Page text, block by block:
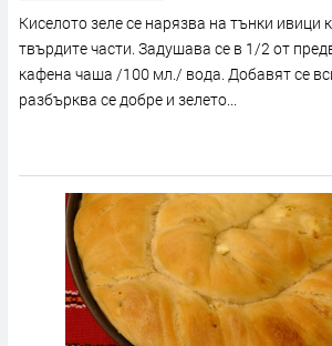
Киселото зеле се нарязва на тънки ивици
твърдите части. Задушава се в 1/2 от
кафена чаша /100 мл./ вода. Добавят се
разбърква се добре и зелето...